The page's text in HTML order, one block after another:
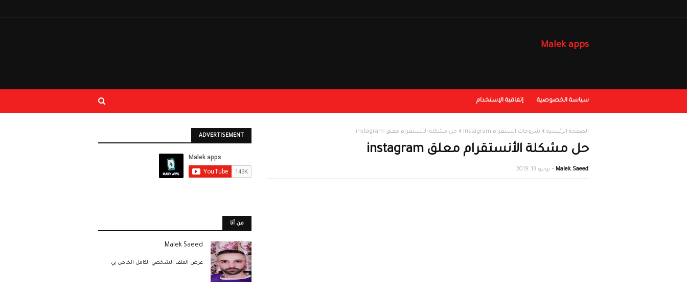
Malek apps
سياسة الخصوصية إتفاقية الإستخدام
الصفحة الرئيسية شروحات انستقرام Instagram حل مشكلة الأنستقرام معلق instagram
حل مشكلة الأنستقرام معلق instagram
Malek Saeed يونيو 13, 2019
ADVERTISEMENT
من أنا
Malek Saeed
عرض الملف الشخصي الكامل الخاص بي